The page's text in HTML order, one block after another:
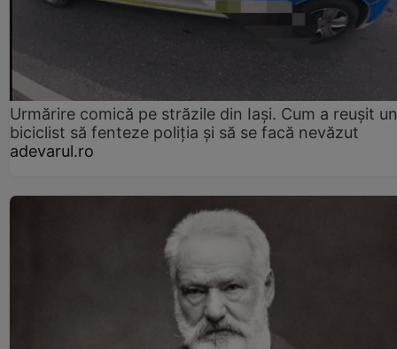
Urmărire comică pe străzile din Iași. Cum a reușit un
biciclist să fenteze poliția și să se facă nevăzut
adevarul.ro